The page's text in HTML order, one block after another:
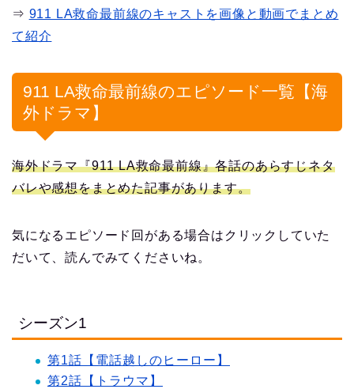
⇒ 911 LA救命最前線のキャストを画像と動画でまとめ
て紹介
911 LA救命最前線のエピソード一覧【海
外ドラマ】
海外ドラマ『911 LA救命最前線』各話のあらすじネタ
バレや感想をまとめた記事があります。
気になるエピソード回がある場合はクリックしていた
だいて、読んでみてくださいね。
シーズン1
第1話【電話越しのヒーロー】
第2話【トラウマ】